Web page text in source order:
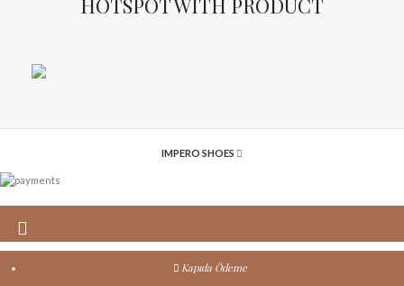
HOTSPOT WITH PRODUCT
IMPERO SHOES
Kapıda Ödeme